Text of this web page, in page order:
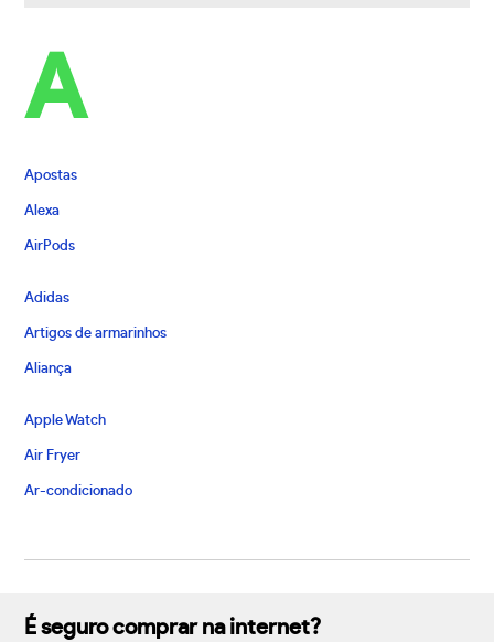
A
Apostas
Alexa
AirPods
Adidas
Artigos de armarinhos
Aliança
Apple Watch
Air Fryer
Ar-condicionado
É seguro comprar na internet?